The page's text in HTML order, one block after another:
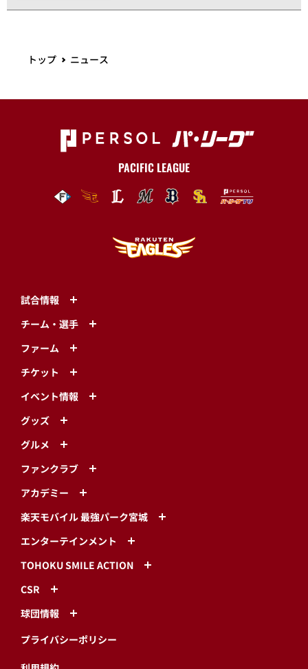
トップ ニュース
PACIFIC LEAGUE
試合情報
チーム・選手
ファーム
チケット
イベント情報
グッズ
グルメ
ファンクラブ
アカデミー
楽天モバイル 最強パーク宮城
エンターテインメント
TOHOKU SMILE ACTION
CSR
球団情報
プライバシーポリシー